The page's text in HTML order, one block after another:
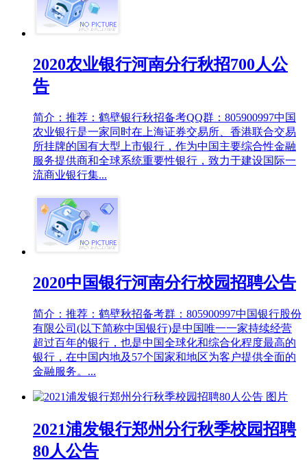
2020农业银行河南分行秋招700人公
告
简介：推荐：鹤壁银行秋招备考QQ群：805900997中国
农业银行是一家同时在上海证券交易所、香港联合交易
所挂牌的国有大型上市银行，作为中国主要综合性金融
服务提供商和全球系统重要性银行，致力于建设国际一
流商业银行集...
2020中国银行河南分行校园招聘公告
简介：推荐：鹤壁秋招备考群：805900997中国银行股份
有限公司(以下简称中国银行)是中国唯一一家持续经营
超过百年的银行，也是中国全球化和综合化程度最高的
银行，在中国内地及57个国家和地区为客户提供全面的
金融服务。...
2021浦发银行郑州分行秋季校园招聘
80人公告